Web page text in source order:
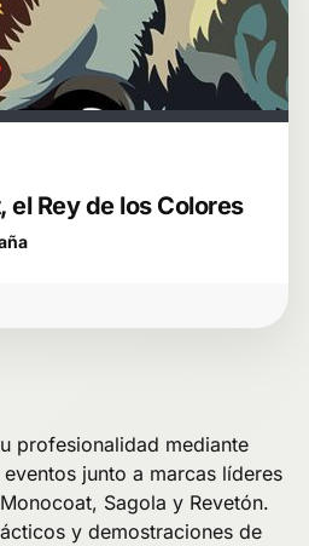
el Rey de los Colores
profesionalidad mediante
junto a marcas líderes
Sagola y Revetón.
y demostraciones de